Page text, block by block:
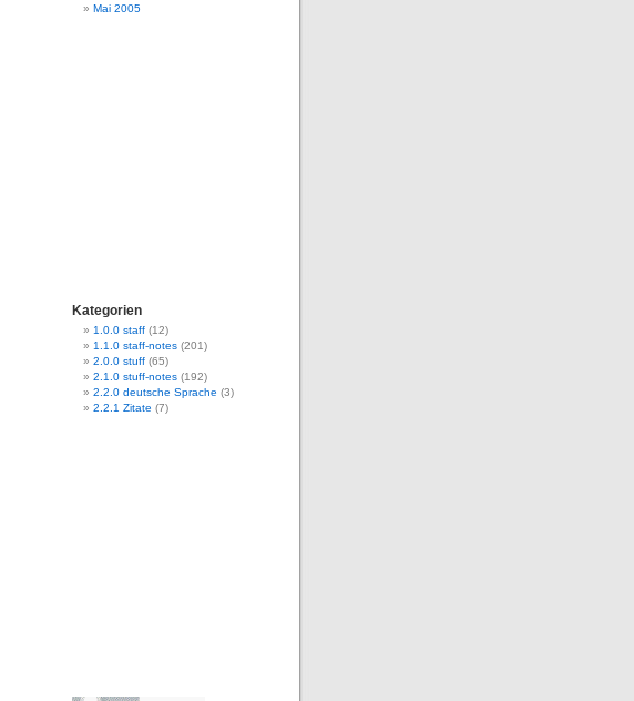
Mai 2005
Kategorien
1.0.0 staff (12)
1.1.0 staff-notes (201)
2.0.0 stuff (65)
2.1.0 stuff-notes (192)
2.2.0 deutsche Sprache (3)
2.2.1 Zitate (7)